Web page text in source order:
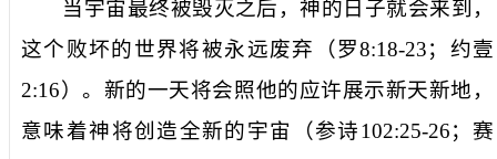
当宇宙最终被毁灭之后，神的日子就会来到，
这个败坏的世界将被永远废弃（罗8:18-23；约壹
2:16）。新的一天将会照他的应许展示新天新地 ，
意味着神将创造全新的宇宙（参诗102:25-26；赛